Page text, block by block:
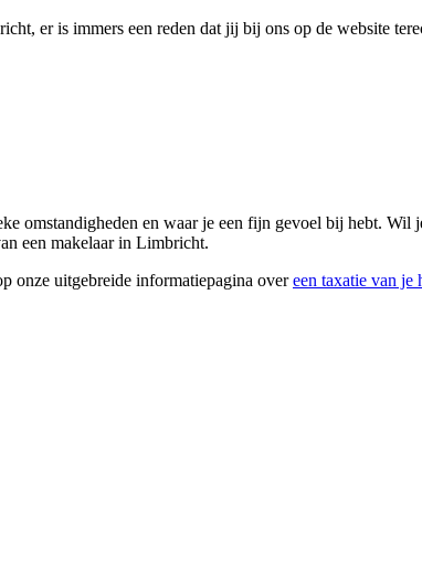
er is immers een reden dat jij bij ons op de website
omstandigheden en waar je een fijn gevoel bij hebt.
een makelaar in Limbricht.
onze uitgebreide informatiepagina overeen taxatie van je